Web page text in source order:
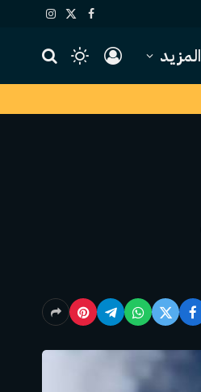
فيسبوك
X
الانستغرام
المزيد